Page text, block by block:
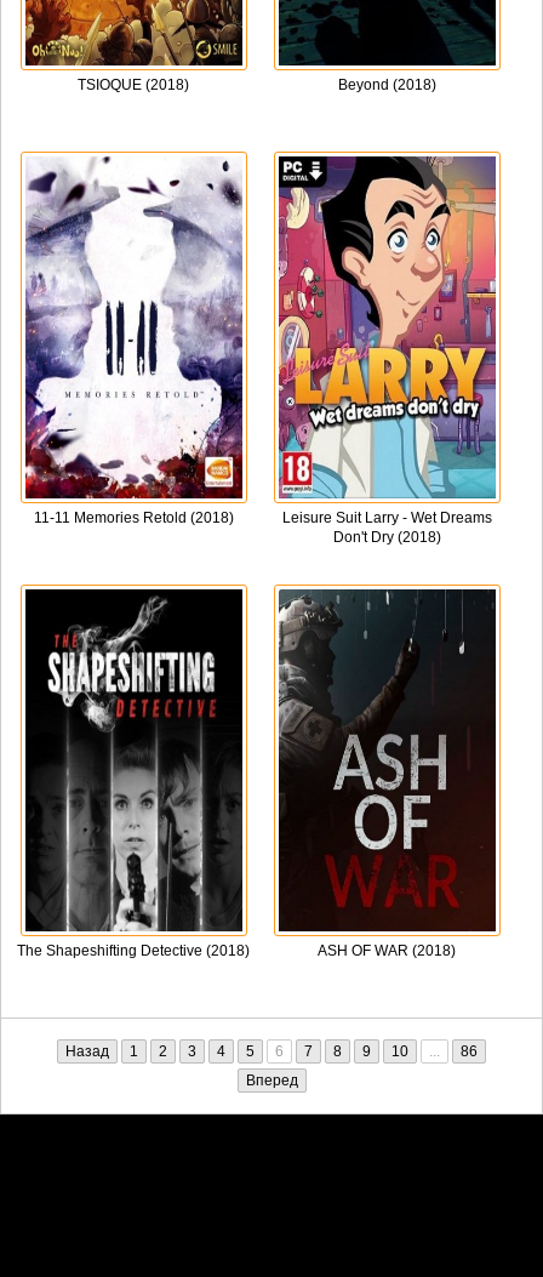
TSIOQUE (2018) Beyond (2018)
11-11 Memories Retold (2018)
Leisure Suit Larry - Wet Dreams
Don't Dry (2018)
The Shapeshifting Detective (2018) ASH OF WAR (2018)
Назад 1 2 3 4 5 6 7 8 9 10 ...
86
Вперед